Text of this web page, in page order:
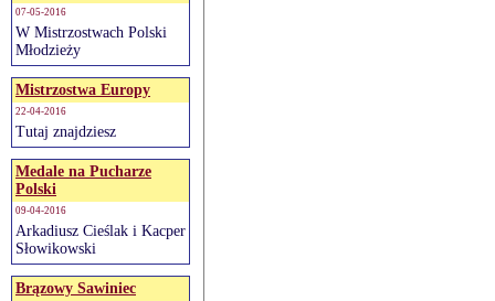
07-05-2016
W Mistrzostwach Polski
Młodzieży
Mistrzostwa Europy
22-04-2016
Tutaj znajdziesz
Medale na Pucharze
Polski
09-04-2016
Arkadiusz Cieślak i Kacper
Słowikowski
Brązowy Sawiniec